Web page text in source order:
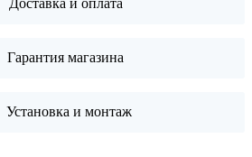
Доставка и оплата
Гарантия магазина
Установка и монтаж